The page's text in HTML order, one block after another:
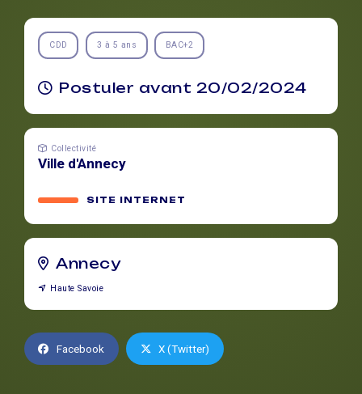
CDD 3 à 5 ans BAC+2
Postuler avant 20/02/2024
Collectivité
Ville d'Annecy
SITE INTERNET
Annecy
Haute Savoie
Facebook X (Twitter)